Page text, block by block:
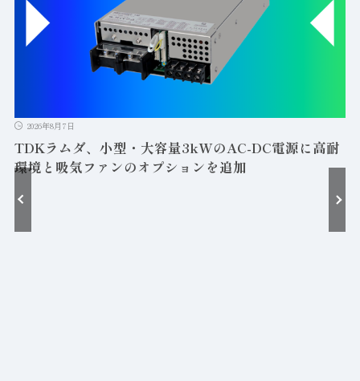
2026年8月7日
TDKラムダ、小型・大容量3kWのAC-DC電源に高耐
環境と吸気ファンのオプションを追加